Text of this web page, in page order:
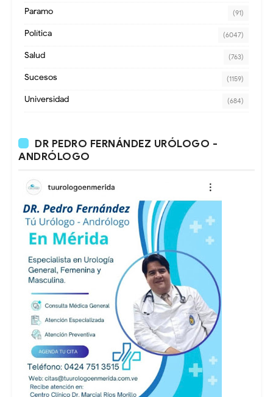
Paramo (91)
Política (6047)
Salud (763)
Sucesos (1159)
Universidad (684)
DR PEDRO FERNÁNDEZ URÓLOGO -
ANDRÓLOGO